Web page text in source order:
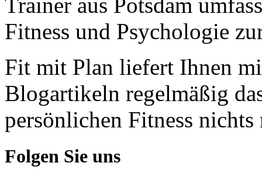
Fitness und Psychologie
Fit mit Plan liefert Ihnen
Blogartikeln regelmäßig
persönlichen Fitness nichts
Folgen Sie uns